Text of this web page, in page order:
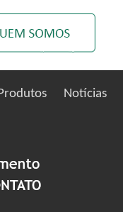
Notícias